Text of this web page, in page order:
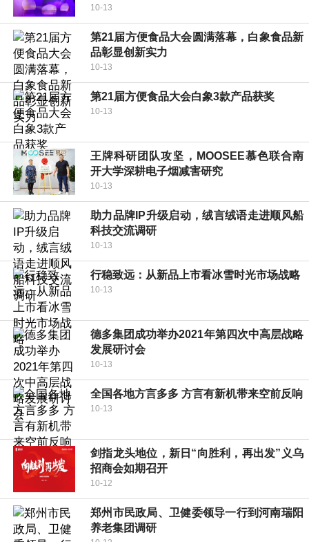
10-13
第21届方便食品大会圆满落幕，白象食品新
品彰显创新实力
10-13
第21届方便食品大会白象3款产品获奖
10-13
王牌科研团队攻坚，MOOSEE慕色联合南
开大学深耕电子烟减害研究
10-13
助力品牌IP升级启动，绒言绒语走进顺风船
科技交流调研
10-13
行稳致远：从新品上市看冰雪时光市场战略
10-13
德多集团成功举办2021年第四次中高层战略
发展研讨会
10-13
全国各地方言多多 方言有新机带来空前反响
10-13
剑指龙头地位，新日“向胜利，再出发”义乌
招商会如期召开
10-12
郑州市民政局、卫健委领导一行到河南瑞阳
养老集团调研